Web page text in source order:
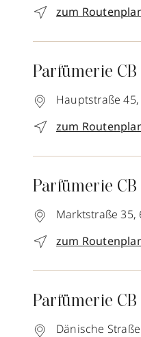
zum
Parfümerie CB
Hauptstraße 45,
zum
Parfümerie CB
Marktstraße 35,
zum
Parfümerie CB
Dänische